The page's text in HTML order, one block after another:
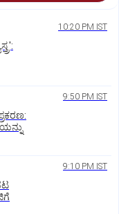
10:20 PM IST
9:50 PM IST
9:10 PM IST